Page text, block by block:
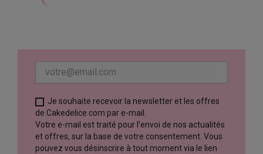
Je souhaite recevoir la newsletter et les offres
de Cakedelice.com par e-mail.
Votre e-mail est traité pour l’envoi de nos actualités
et offres, sur la base de votre consentement. Vous
pouvez vous désinscrire à tout moment via le lien